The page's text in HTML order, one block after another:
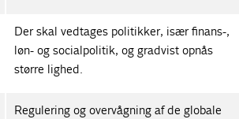
Der skal vedtages politikker, især finans-,
løn- og socialpolitik, og gradvist opnås
større lighed.
Regulering og overvågning af de globale